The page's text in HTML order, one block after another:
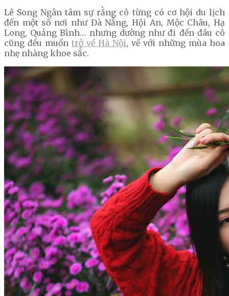
Lê Song Ngân tâm sự rằng cô từng có cơ hội du lịch
đến một số nơi như Đà Nẵng, Hội An, Mộc Châu, Hạ
Long, Quảng Bình… nhưng dường như đi đến đâu cô
cũng đều muốn trở về Hà Nội, về với những mùa hoa
nhẹ nhàng khoe sắc.